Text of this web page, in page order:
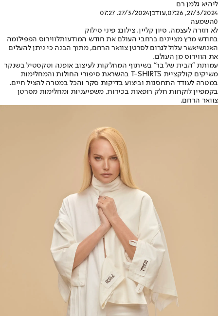
ליהיא גלמן רם
27/3/2024, 07:26
,עודכן27/3/2024, 07:27
0השמעה
לא חזרה לעצמה. סיון קליין. צילום: פיני סילוק
בחודש מרץ מציינים ברחבי העולם את חודש המודעותלווירוס הפפילומה
האנושיאשר עלול לגרום לסרטן צוואר הרחם, מתוך הבנה כי ניתן להעלים
את הווירוס מן העולם.
עמותת "הבית של בר" בשיתוף המחלקות לעיצוב אופנה וטקסטיל בשנקר
משיקים קולקציית T-SHIRTS בהשראת סיפורי החולות והמחלימות
במטרה לעודד התחסנות וביצוע בדיקות סקר והכל במטרה להציל חיים.
בקמפיין לוקחות חלק רופאות בכירות, משפיעניות ומחלימות מסרטן
צוואר הרחם.